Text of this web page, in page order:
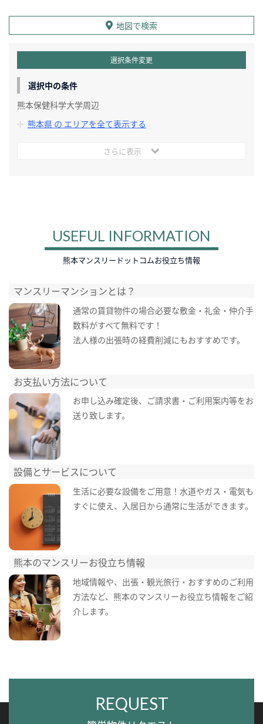
地図で検索
選択条件変更
選択中の条件
熊本保健科学大学周辺
熊本県 の エリアを全て表示する
さらに表示
USEFUL INFORMATION
熊本マンスリードットコムお役立ち情報
マンスリーマンションとは？
通常の賃貸物件の場合必要な敷金・礼金・仲介手
数料がすべて無料です！
法人様の出張時の経費削減にもおすすめです。
お支払い方法について
お申し込み確定後、ご請求書・ご利用案内等をお
送り致します。
設備とサービスについて
生活に必要な設備をご用意！水道やガス・電気も
すぐに使え、入居日から通常に生活ができます。
熊本のマンスリーお役立ち情報
地域情報や、出張・観光旅行・おすすめのご利用
方法など、熊本のマンスリーお役立ち情報をご紹
介します。
REQUEST